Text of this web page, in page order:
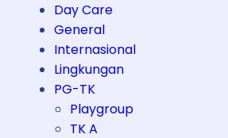
Day Care
General
Internasional
Lingkungan
PG-TK
Playgroup
TK A